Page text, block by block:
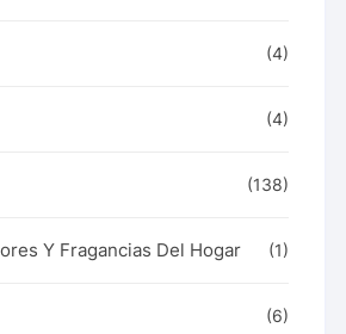
(4)
(4)
(138)
Y Fragancias Del Hogar (1)
(6)